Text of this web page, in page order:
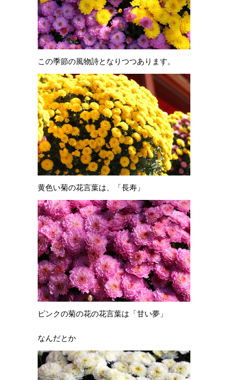
この季節の風物詩となりつつあります。
黄色い菊の花言葉は、「長寿」
ピンクの菊の花の花言葉は「甘い夢」
なんだとか